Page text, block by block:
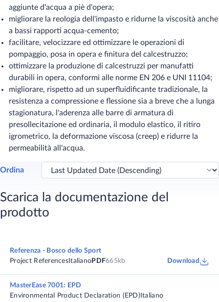
aggiunte d'acqua a piè d'opera;
migliorare la reologia dell'impasto e ridurne la viscosità anche
a bassi rapporti acqua-cemento;
facilitare, velocizzare ed ottimizzare le operazioni di
pompaggio, posa in opera e finitura del calcestruzzo;
ottimizzare la produzione di calcestruzzi per manufatti
durabili in opera, conformi alle norme EN 206 e UNI 11104;
migliorare, rispetto ad un superfluidificante tradizionale, la
resistenza a compressione e flessione sia a breve che a lunga
stagionatura, l'aderenza alle barre di armatura di
presollecitazione ed ordinaria, il modulo elastico, il ritiro
igrometrico, la deformazione viscosa (creep) e ridurre la
permeabilità all'acqua.
Ordina
Scarica la documentazione del
prodotto
Referenza - Bosco dello Sport
Project References Italiano PDF665kb Download
MasterEase 7001: EPD
Environmental Product Declaration (EPD) Italiano